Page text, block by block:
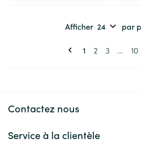
Pages
Vous lisez
1 Page
2 Page
3 ... 10
Afficher par
Contactez nous
Service à la clientèle